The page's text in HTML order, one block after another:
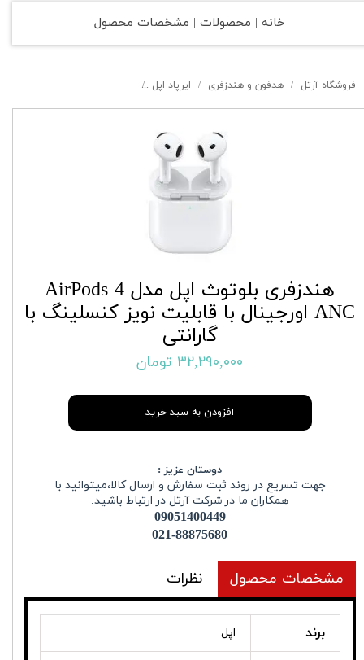
خانه | محصولات | مشخصات محصول
فروشگاه آرتل هدفون و هندزفری ایرپاد اپل
هندزفری بلوتوث اپل مدل AirPods 4
ANC اورجینال با قابلیت نویز کنسلینگ با
گارانتی
۳۲,۲۹۰,۰۰۰ تومان
افزودن به سبد خرید
دوستان عزیز :
جهت تسریع در روند ثبت سفارش و ارسال کالا،میتوانید با
همکاران ما در شرکت آرتل در ارتباط باشید.
09051400449
021-88875680
مشخصات محصول نظرات
برند اپل